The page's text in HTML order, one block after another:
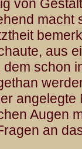
von
macht
aus
dem schon
angelegte
Augen
an